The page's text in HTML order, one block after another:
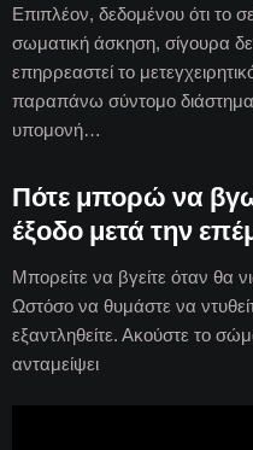
Επιπλέον, δεδομένου ότι το
σωματική άσκηση, σίγουρα
επηρρεαστεί το
παραπάνω σύντομο διάστημα.
υπομονή…
Πότε μπορώ να
έξοδο μετά την
Μπορείτε να βγείτε όταν θα
Ωστόσο να θυμάστε να
εξαντληθείτε. Ακούστε το
ανταμείψει